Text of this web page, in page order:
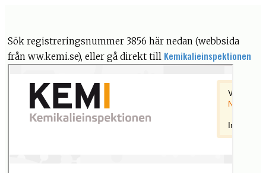
Sök registreringsnummer 3856 här nedan (webbsida
från ww.kemi.se), eller gå direkt till Kemikalieinspektionen